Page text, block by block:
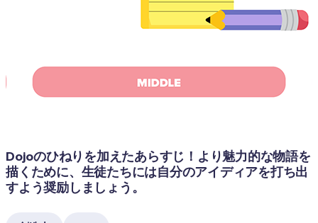
Dojoのひねりを加えたあらすじ！より魅力的な物語を
描くために、生徒たちには自分のアイディアを打ち出
すよう奨励しましょう。